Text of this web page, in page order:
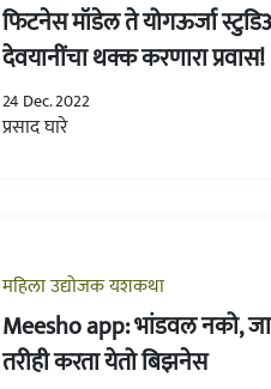
फिटनेस मॉडेल ते योगऊर्जा
देवयानींचा थक्क करणारा प्रवास!
24 Dec. 2022
प्रसाद घारे
महिला उद्योजक यशकथा
Meesho app: भांडवल नको,
तरीही करता येतो बिझनेस